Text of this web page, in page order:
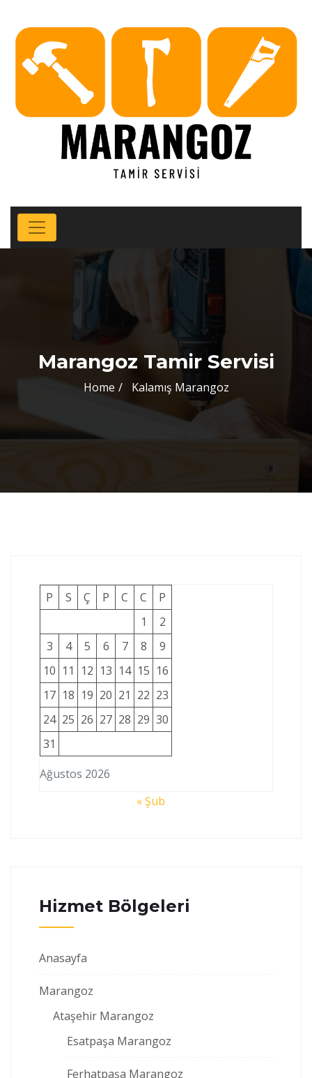
Marangoz Tamir Servisi
Home Kalamış Marangoz
Ağustos 2026
P S Ç P C C
P
1
2
3
4 5 6 7 8
9
10 11 12 13 14 15 16
17 18 19 20 21 22 23
24 25 26 27 28 29 30
31
« Şub
Hizmet Bölgeleri
Anasayfa
Marangoz
Ataşehir Marangoz
Esatpaşa Marangoz
Ferhatpaşa Marangoz